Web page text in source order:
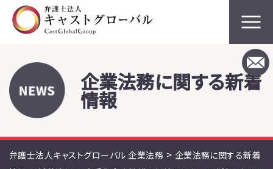
企業法務に関する新着
情報
弁護士法人キャストグローバル 企業法務 > 企業法務に関する新着